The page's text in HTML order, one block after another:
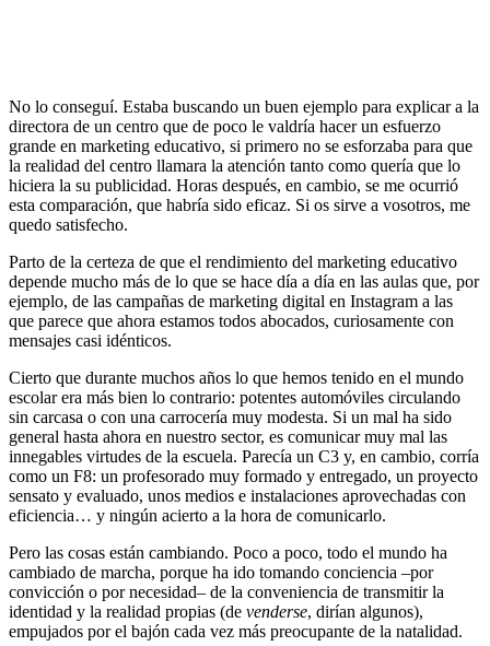
No lo conseguí. Estaba buscando un buen ejemplo para explicar a la
directora de un centro que de poco le valdría hacer un esfuerzo
grande en marketing educativo, si primero no se esforzaba para que
la realidad del centro llamara la atención tanto como quería que lo
hiciera la su publicidad. Horas después, en cambio, se me ocurrió
esta comparación, que habría sido eficaz. Si os sirve a vosotros, me
quedo satisfecho.
Parto de la certeza de que el rendimiento del marketing educativo
depende mucho más de lo que se hace día a día en las aulas que, por
ejemplo, de las campañas de marketing digital en Instagram a las
que parece que ahora estamos todos abocados, curiosamente con
mensajes casi idénticos.
Cierto que durante muchos años lo que hemos tenido en el mundo
escolar era más bien lo contrario: potentes automóviles circulando
sin carcasa o con una carrocería muy modesta. Si un mal ha sido
general hasta ahora en nuestro sector, es comunicar muy mal las
innegables virtudes de la escuela. Parecía un C3 y, en cambio, corría
como un F8: un profesorado muy formado y entregado, un proyecto
sensato y evaluado, unos medios e instalaciones aprovechadas con
eficiencia… y ningún acierto a la hora de comunicarlo.
Pero las cosas están cambiando. Poco a poco, todo el mundo ha
cambiado de marcha, porque ha ido tomando conciencia –por
convicción o por necesidad– de la conveniencia de transmitir la
identidad y la realidad propias (de venderse, dirían algunos),
empujados por el bajón cada vez más preocupante de la natalidad.